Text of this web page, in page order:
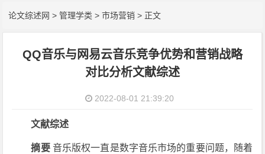
论文综述网 >管理学类 >市场营销 > 正文
QQ音乐与网易云音乐竞争优势和营销战略
对比分析文献综述
2022-08-01 21:39:20
文献综述
摘要 音乐版权一直是数字音乐市场的重要问题，随着